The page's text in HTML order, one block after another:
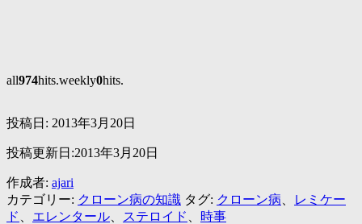
all974hits.weekly0hits.
投稿日: 2013年3月20日
投稿更新日:2013年3月20日
作成者: ajari
カテゴリー: クローン病の知識 タグ: クローン病
レミケー
ド
エレンタール ステロイド 時事